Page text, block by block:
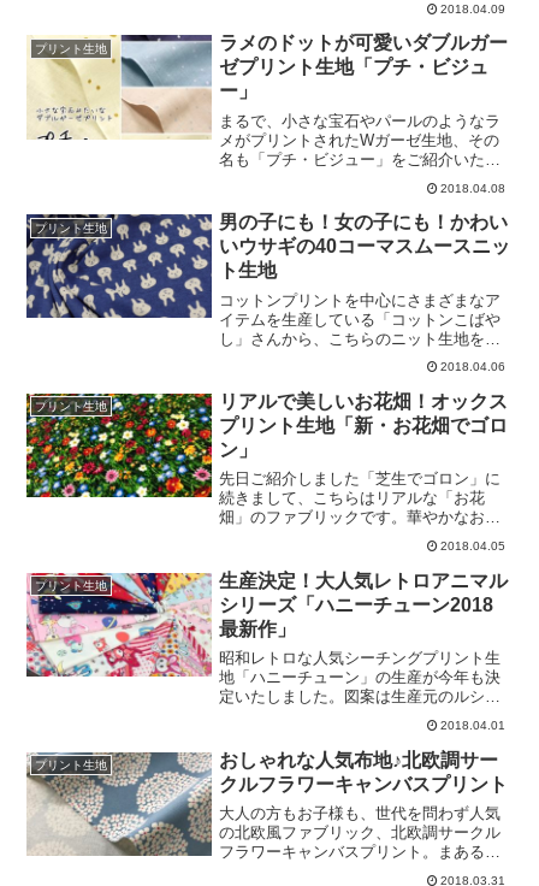
も、通常のコットンブロード生地にはあ
まりないような、おしゃれで新鮮なもの
を用意しています。毎日、裁断しない日
はないくらい大人気のこちらの商品、ぜ
ひお好みのカラー
いただいていましたアメコミ（アメリカ
ンコミック）風のシロクマ柄を、ニット
プリント用にアレンジいたしました。シ
ロクマとペンギンの愛らしいコンビが、
元気いっぱいにクッキングを楽しんでい
ます。すべすべとした優しい布地ですの
で、赤ちゃん服（ロンパース）、スタ
イ、ぬいぐるみ服、キッズTシャツなどの
手芸にご利用くださいませ。写真のカラ
ーの他に、色ちがいでサックスとパステ
ルも展開しています。ぜひご覧ください
ませ♪コットンこばやし しろくまコミッ
クのスムースニット（
2018.04.09
プリント生地
ラメのドットが可愛いダブルガー
ゼプリント生地「プチ・ビジュ
ー」
まるで、小さな宝石やパールのようなラ
メがプリントされたWガーゼ生地、その
名も「プチ・ビジュー」をご紹介いたし
やわらかなコットンこばやし「大人のダ
ブルガーゼ」を使用しています。基本は
金色のラメドット柄で、最も人気のカラ
ーのアイボリーのみ金色と銀色の2種類を
用意しました。上品な水玉を活かして、
赤ちゃんのお洋服から大人の女性の方の
チュニック、ブラウスなどまでさまざま
なハンドメイドにご利用くださいませ♡
ダブルガーゼプリント「プチ・ビジュ
ー」（リンク先に商品がない場合は完売
です）
2018.04.08
プリント生地
男の子にも！女の子にも！かわい
いウサギの40コーマスムースニッ
ト生地
コットンプリントを中心にさまざまなア
イテムを生産している「コットンこばや
し」さんから、こちらのニット生地をご
紹介いたします。デニムカラーを背景に
して、かわいいウサギさんの顔を描いた
プリント布地です。（デニム部分もプリ
ントのため、裏面は白っぽい色をしてい
ます）男の子にも、女の子にも、赤ちゃ
んにもオススメの柄です♪素材は、「40コ
ーマスムースニット」40番手コーマ糸を
使用した、スムースニットという意味で
す。スムースニットは、ニットの中でも
端がくるんと丸まりにくくて、肌触りも
すべすべとしていて、比較的縫製のしや
すい生地です。色はネイビーとブルーの
全2種類。お子様用のレギンスやスタイ、
羽織りものなどの
2018.04.06
プリント生地
リアルで美しいお花畑！オックス
プリント生地「新・お花畑でゴロ
ン」
先日ご紹介しました「芝生でゴロン」に
続きまして、こちらはリアルな「お花
畑」のファブリックです。華やかなお花
畑を表現するために、赤、黄、青など色
とりどりのフラワーが、生地いっぱいに
広がっています。素材は、トートバッグ
からランチョンマット、インテリアカバ
ーなど様々なハンドメイドに使いやすい
「オックス生地」です。また、手芸意外
にも、お子さまのおままごとやお人形遊
びのアイテムとしてこの布を広げたら、
それだけでグッと外のイメージが広がっ
て楽しくなりそうです。梅雨時の室内遊
びのおともにもいかがでしょうか。ぜ
ひ、この深みのある色合いをご覧くださ
いませ。新・お花畑でゴロン（リンク先
に商品がない場合は完売です）
2018.04.05
プリント生地
生産決定！大人気レトロアニマル
シリーズ「ハニーチューン2018
最新作」
昭和レトロな人気シーチングプリント生
地「ハニーチューン」の生産が今年も決
定いたしました。図案は生産元のルシア
ンさんから発売まで公開ＮＧとのことで
すのでまだ発表できませんが、発売開始
は6月下旬を予定しています。（写真のハ
ニーチューンは2017年バージョンです）
ハニーチューン2018年最新図案をみた感
想は、「2017年も可愛かったけど、2018
年版はますます可愛い・・・！」です！
キュートなレトロアニマルの魔法にかか
2018.04.01
プリント生地
おしゃれな人気布地♪北欧調サー
クルフラワーキャンバスプリント
大人の方もお子様も、世代を問わず人気
の北欧風ファブリック、北欧調サークル
フラワーキャンバスプリント。まあるい
柄をよ～く見ると、ブーケを上から見た
2018.03.31